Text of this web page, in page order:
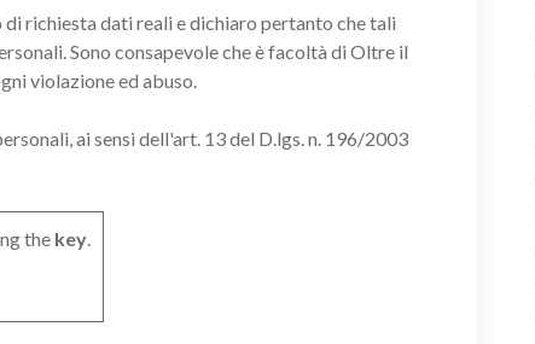
richiesta dati reali e dichiaro pertanto che tali
Sono consapevole che è facoltà di Oltre il
violazione ed abuso.
ai sensi dell'art. 13 del D.lgs. n. 196/2003
the key.